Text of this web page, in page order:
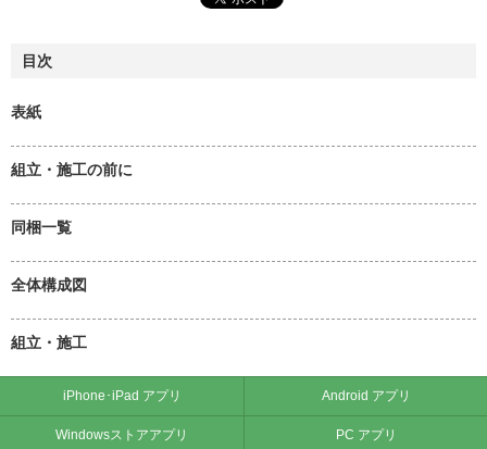
目次
表紙
組立・施工の前に
同梱一覧
全体構成図
組立・施工
iPhone･iPad アプリ Android アプリ
Windowsストアアプリ PC アプリ